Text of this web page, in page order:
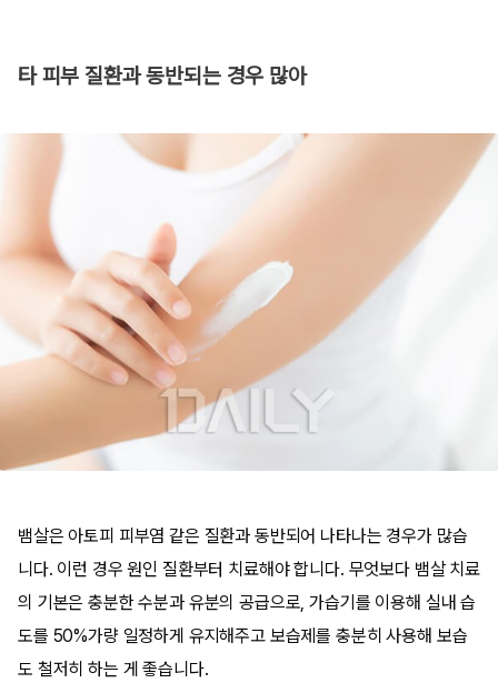
타 피부 질환과 동반되는 경우 많아
뱀살은 아토피 피부염 같은 질환과 동반되어 나타나는 경우가 많습
니다. 이런 경우 원인 질환부터 치료해야 합니다. 무엇보다 뱀살 치료
의 기본은 충분한 수분과 유분의 공급으로, 가습기를 이용해 실내 습
도를 50%가량 일정하게 유지해주고 보습제를 충분히 사용해 보습
도 철저히 하는 게 좋습니다.